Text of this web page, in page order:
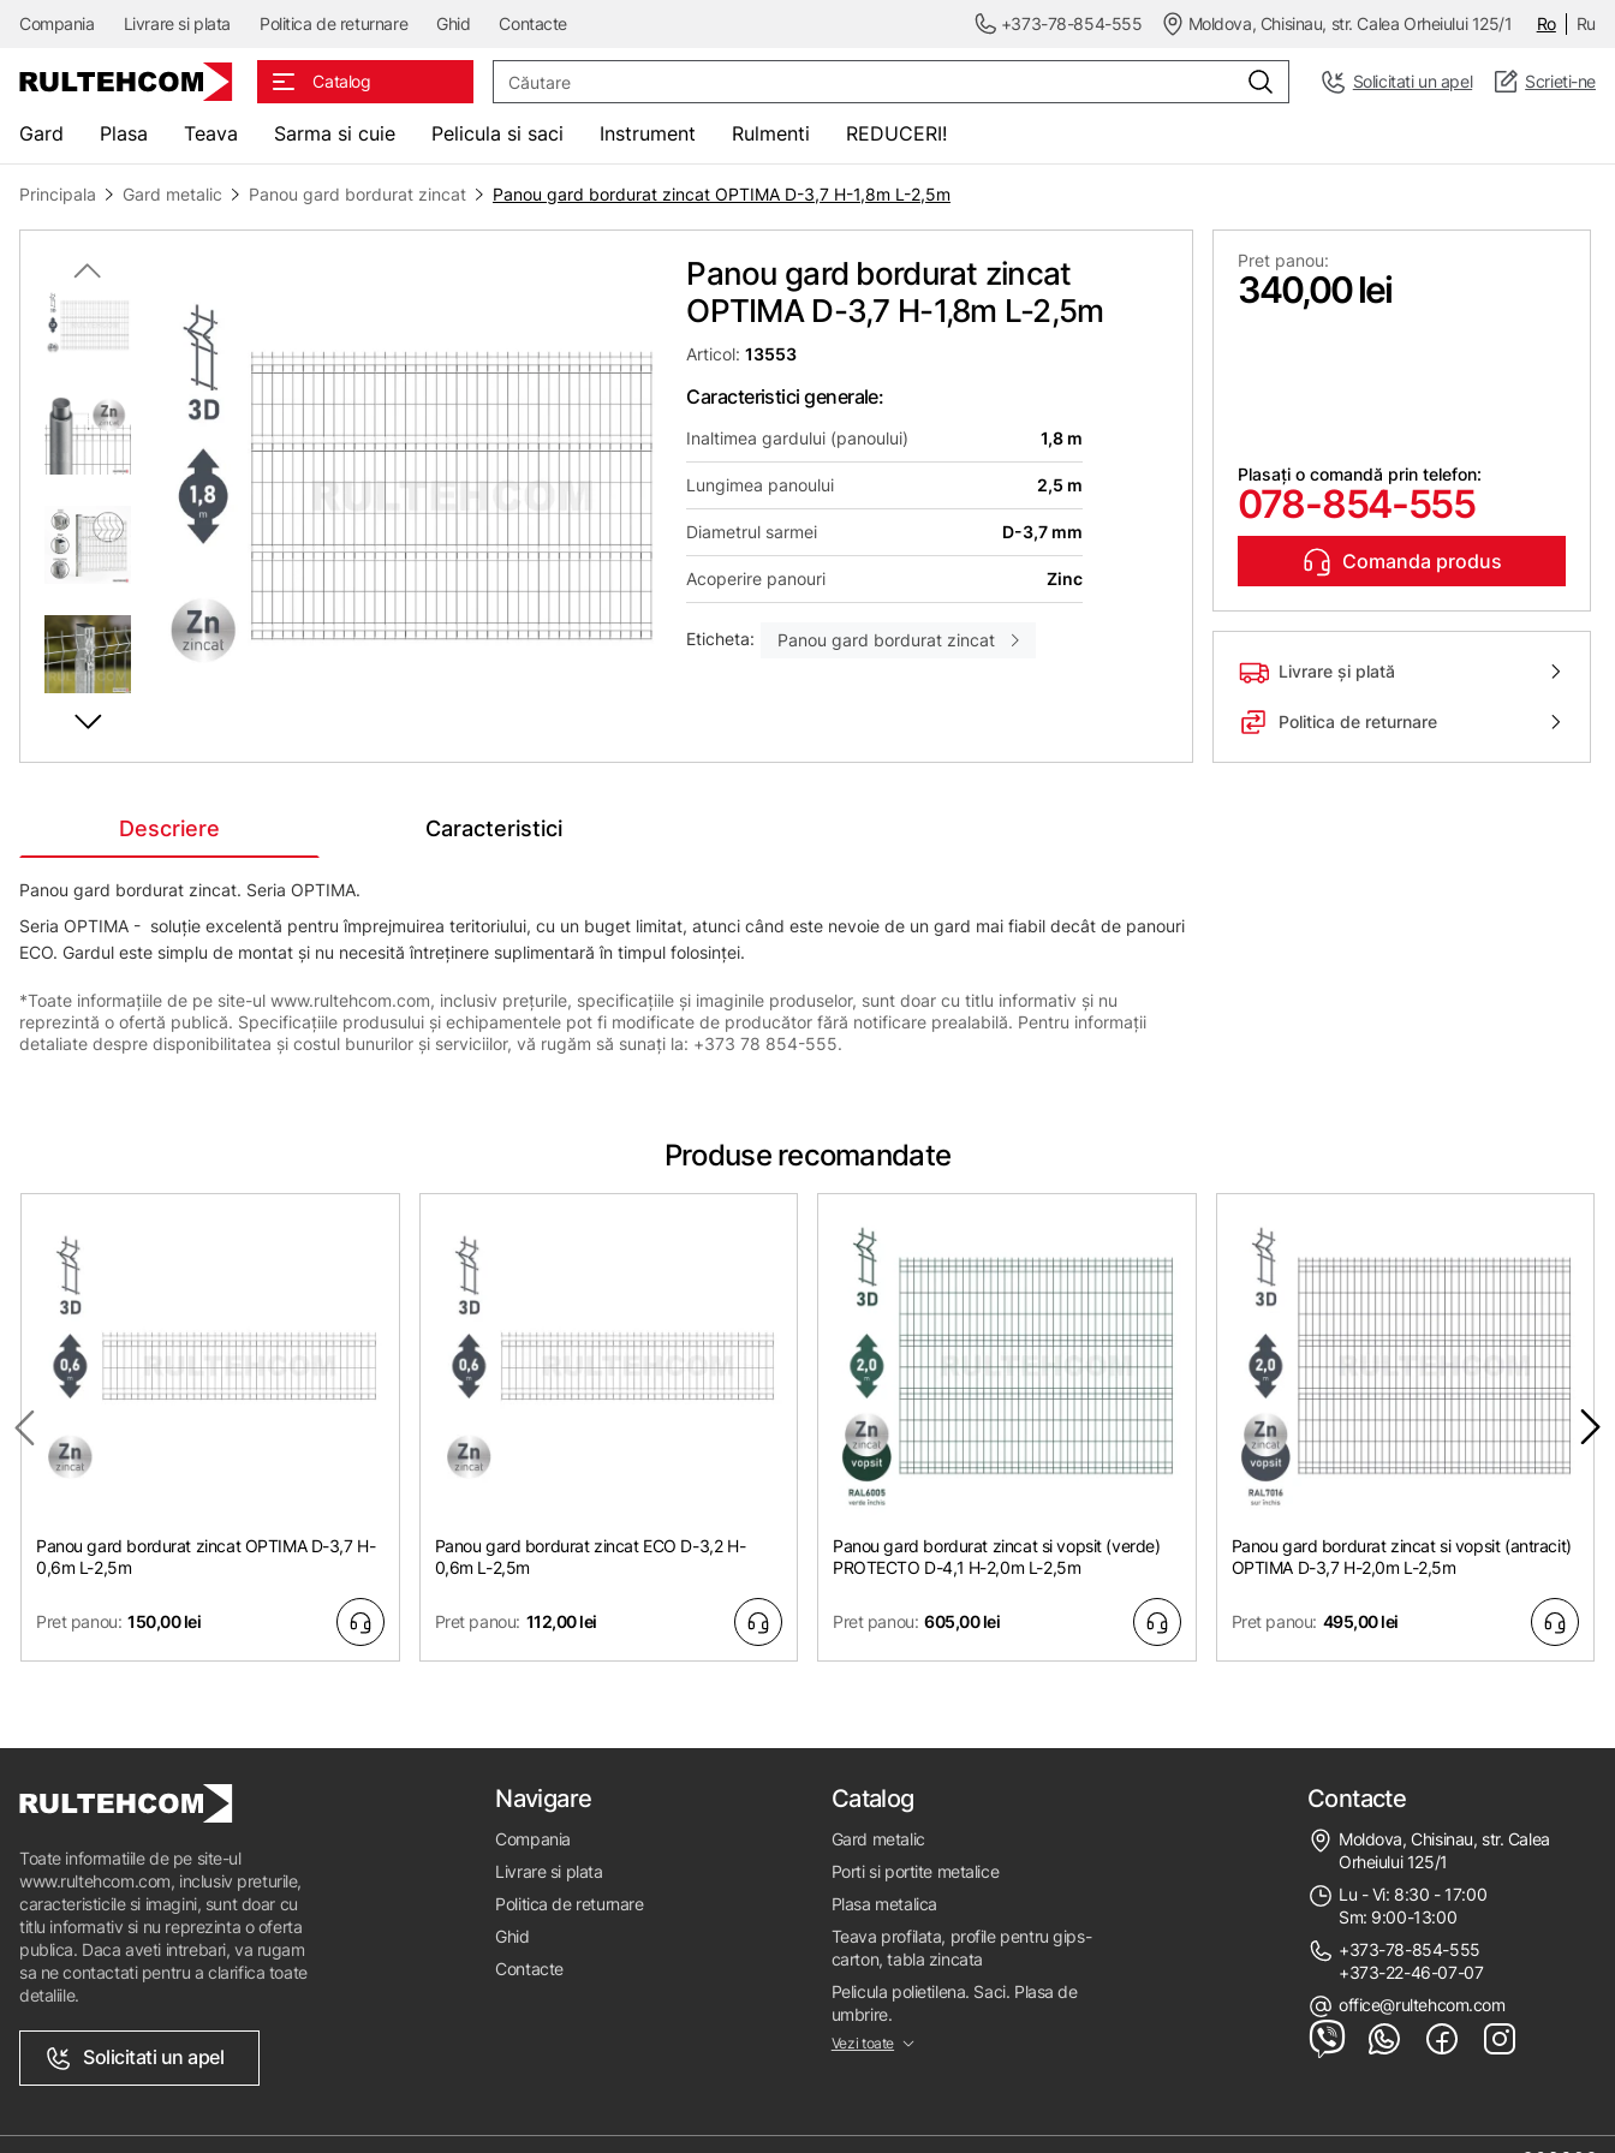
Compania Livrare si plata Politica de returnare Ghid Contacte +373-78-854-555 Moldova, Chisinau, str. Calea Orheiului 125/1 Ro Ru
Catalog Solicitati un apel Scrieti-ne
Gard Plasa Teava Sarma si cuie Pelicula si saci Instrument Rulmenti REDUCERI!
Principala Gard metalic Panou gard bordurat zincat Panou gard bordurat zincat OPTIMA D-3,7 H-1,8m L-2,5m
Panou gard bordurat zincat
OPTIMA D-3,7 H-1,8m L-2,5m
Articol:13553
Caracteristici generale:
Inaltimea gardului (panoului) 1,8 m
Lungimea panoului 2,5 m
Diametrul sarmei D-3,7 mm
Acoperire panouri Zinc
Eticheta: Panou gard bordurat zincat
Pret panou:
340,00 lei
Plasați o comandă prin telefon:
078-854-555
Comanda produs
Livrare și plată
Politica de returnare
Descriere Caracteristici
Panou gard bordurat zincat. Seria OPTIMA.
Seria OPTIMA - soluție excelentă pentru împrejmuirea teritoriului, cu un buget limitat, atunci când este nevoie de un gard mai fiabil decât de panouri
ECO. Gardul este simplu de montat și nu necesită întreținere suplimentară în timpul folosinței.
*Toate informațiile de pe site-ul www.rultehcom.com, inclusiv prețurile, specificațiile și imaginile produselor, sunt doar cu titlu informativ și nu
reprezintă o ofertă publică. Specificațiile produsului și echipamentele pot fi modificate de producător fără notificare prealabilă. Pentru informații
detaliate despre disponibilitatea și costul bunurilor și serviciilor, vă rugăm să sunați la: +373 78 854-555.
Produse recomandate
Panou gard bordurat zincat OPTIMA D-3,7 H-
0,6m L-2,5m
Pret panou: 150,00 lei
Panou gard bordurat zincat ЕСО D-3,2 H-
0,6m L-2,5m
Pret panou: 112,00 lei
Panou gard bordurat zincat si vopsit (verde)
PROTECTO D-4,1 H-2,0m L-2,5m
Pret panou: 605,00 lei
Panou gard bordurat zincat si vopsit (antracit)
OPTIMA D-3,7 H-2,0m L-2,5m
Pret panou: 495,00 lei
Toate informatiile de pe site-ul
www.rultehcom.com, inclusiv preturile,
caracteristicile si imagini, sunt doar cu
titlu informativ si nu reprezinta o oferta
publica. Daca aveti intrebari, va rugam
sa ne contactati pentru a clarifica toate
detaliile.
Solicitati un apel
Navigare
Compania
Livrare si plata
Politica de returnare
Ghid
Contacte
Catalog
Gard metalic
Porti si portite metalice
Plasa metalica
Teava profilata, profile pentru gips-
carton, tabla zincata
Pelicula polietilena. Saci. Plasa de
umbrire.
Vezi toate
Contacte
Moldova, Chisinau, str. Calea
Orheiului 125/1
Lu - Vi: 8:30 - 17:00
Sm: 9:00-13:00
+373-78-854-555
+373-22-46-07-07
office@rultehcom.com